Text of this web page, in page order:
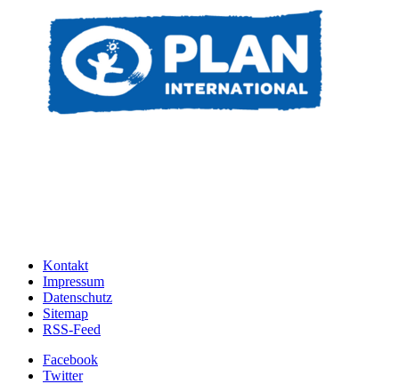
Kontakt
Impressum
Datenschutz
Sitemap
RSS-Feed
Facebook
Twitter